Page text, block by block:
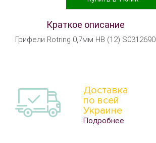
Краткое описание
Грифели Rotring 0,7мм HB (12) S0312690
Доставка
по всей
Украине
Подробнее